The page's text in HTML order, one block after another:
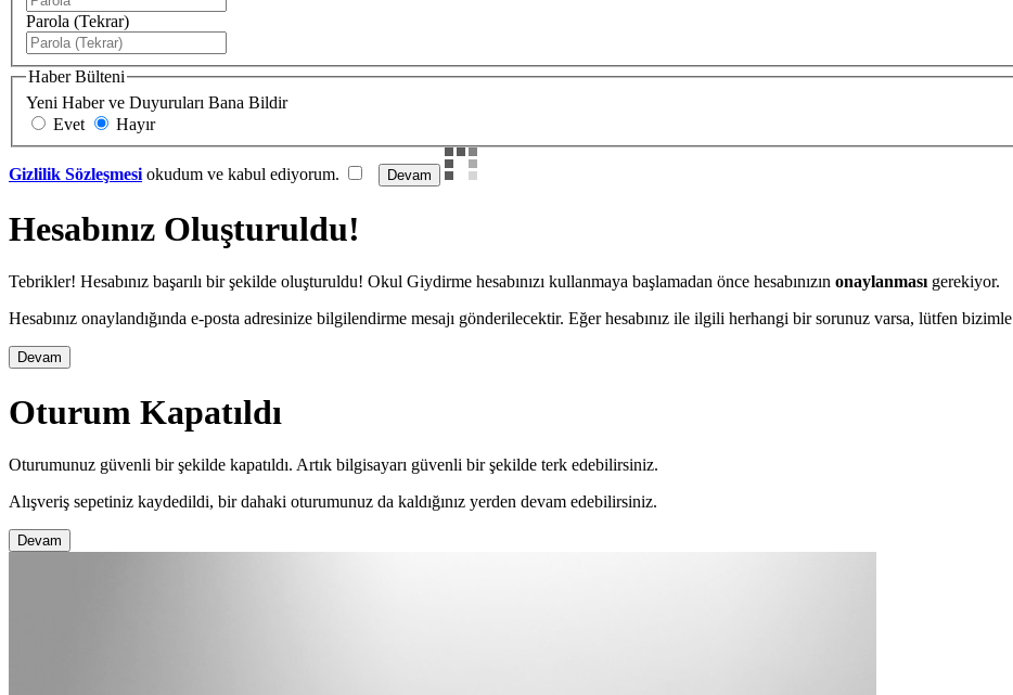
Parola (Tekrar)
Haber Bülteni
Yeni Haber ve Duyuruları Bana Bildir
Evet
Hayır
Gizlilik Sözleşmesi okudum ve kabul ediyorum.
Hesabınız Oluşturuldu!
Tebrikler! Hesabınız başarılı bir şekilde oluşturuldu! Okul Giydirme hesabınızı kullanmaya başlamadan önce hesabınızın onaylanmasıgerekiyor.
Hesabınız onaylandığında e-posta adresinize bilgilendirme mesajı gönderilecektir. Eğer hesabınız ile ilgili herhangi bir sorunuz varsa, lütfen bizimle
Devam
Oturum Kapatıldı
Oturumunuz güvenli bir şekilde kapatıldı. Artık bilgisayarı güvenli bir şekilde terk edebilirsiniz.
Alışveriş sepetiniz kaydedildi, bir dahaki oturumunuz da kaldığınız yerden devam edebilirsiniz.
Devam